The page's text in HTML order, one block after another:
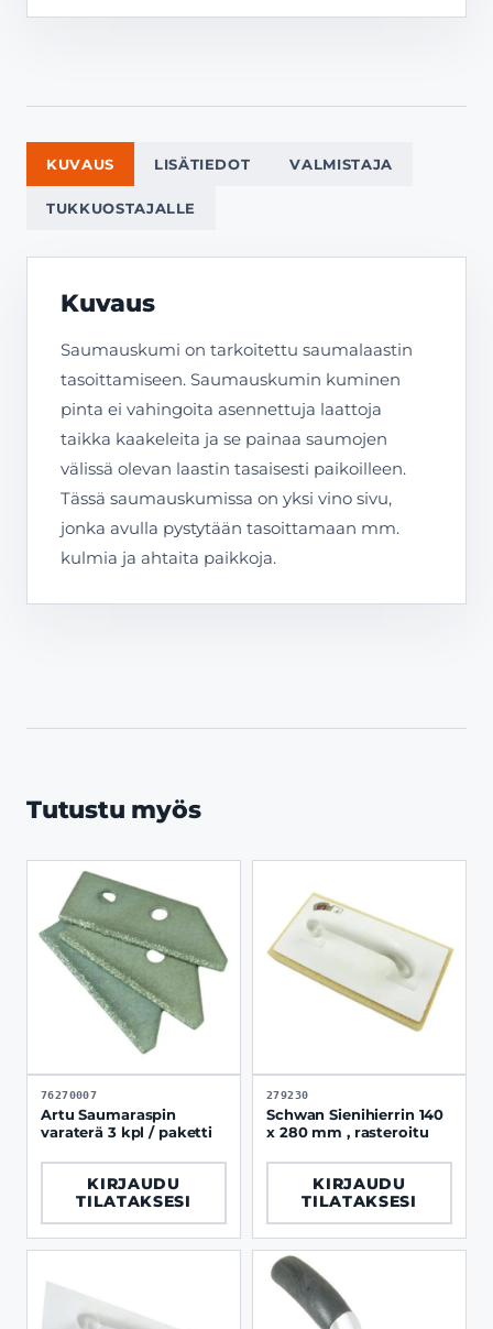
KUVAUS LISÄTIEDOT VALMISTAJA
TUKKUOSTAJALLE
Kuvaus
Saumauskumi on tarkoitettu saumalaastin
tasoittamiseen. Saumauskumin kuminen
pinta ei vahingoita asennettuja laattoja
taikka kaakeleita ja se painaa saumojen
välissä olevan laastin tasaisesti paikoilleen.
Tässä saumauskumissa on yksi vino sivu,
jonka avulla pystytään tasoittamaan mm.
kulmia ja ahtaita paikkoja.
Tutustu myös
76270007
Artu Saumaraspin
varaterä 3 kpl / paketti
KIRJAUDU
TILATAKSESI
279230
Schwan Sienihierrin 140
x 280 mm , rasteroitu
KIRJAUDU
TILATAKSESI